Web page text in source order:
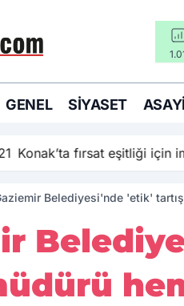
GENEL SIYASET
Konak’ta fırsat eşitliği için
Belediyesi'nde 'etik'